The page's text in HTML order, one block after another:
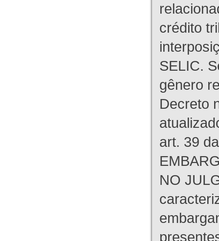
crédito
SELIC.
gênero
Decreto
art. 39
NO